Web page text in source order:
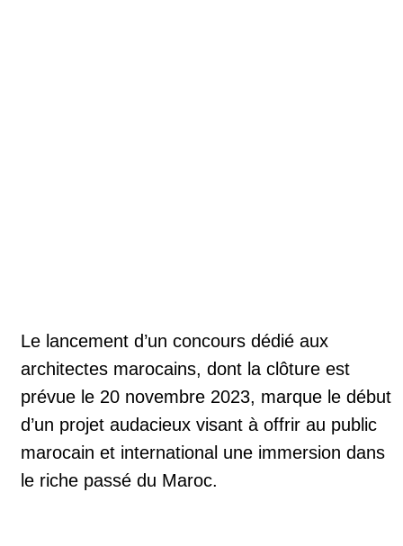
Le lancement d’un concours dédié aux
architectes marocains, dont la clôture est
prévue le 20 novembre 2023, marque le début
d’un projet audacieux visant à offrir au public
marocain et international une immersion dans
le riche passé du Maroc.